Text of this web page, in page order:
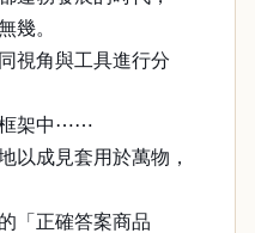
幾。
視角與工具進行分
框架中⋯⋯
以成見套用於萬物，
「正確答案商品